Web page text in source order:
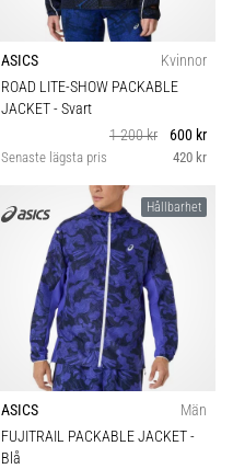
ASICS
Kvinnor
ROAD LITE-SHOW PACKABLE
JACKET- Svart
1 200 kr
600 kr
Senaste lägsta pris 420 kr
Hållbarhet
ASICS
Män
FUJITRAIL PACKABLE JACKET-
Blå